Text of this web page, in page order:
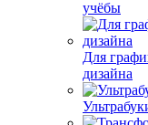
учёбы
Для
дизайна